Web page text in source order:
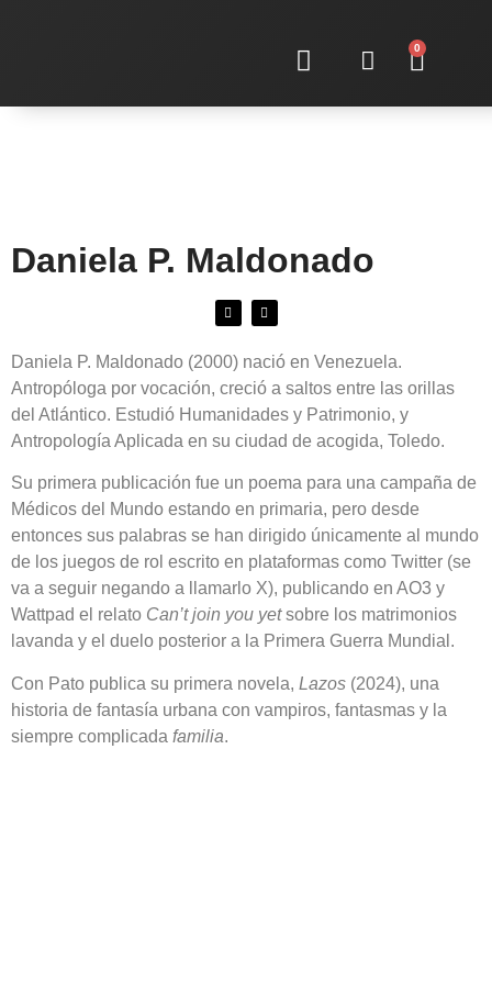
0
Daniela P. Maldonado
Daniela P. Maldonado (2000) nació en Venezuela.
Antropóloga por vocación, creció a saltos entre las orillas
del Atlántico. Estudió Humanidades y Patrimonio, y
Antropología Aplicada en su ciudad de acogida, Toledo.
Su primera publicación fue un poema para una campaña de
Médicos del Mundo estando en primaria, pero desde
entonces sus palabras se han dirigido únicamente al mundo
de los juegos de rol escrito en plataformas como Twitter (se
va a seguir negando a llamarlo X), publicando en AO3 y
Wattpad el relato Can’t join you yetsobre los matrimonios
lavanda y el duelo posterior a la Primera Guerra Mundial.
Con Pato publica su primera novela, Lazos (2024), una
historia de fantasía urbana con vampiros, fantasmas y la
siempre complicada familia.